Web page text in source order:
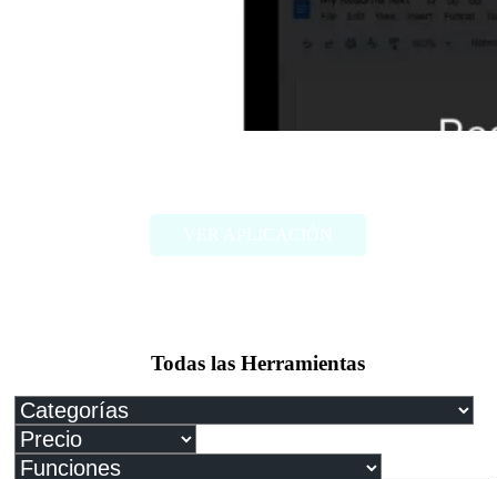
Todas las Herramientas